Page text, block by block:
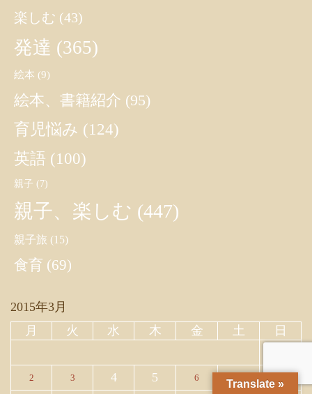
楽しむ (43)
発達 (365)
絵本 (9)
絵本、書籍紹介 (95)
育児悩み (124)
英語 (100)
親子 (7)
親子、楽しむ (447)
親子旅 (15)
食育 (69)
2015年3月
月
火 水 木 金 土 日
2 3 4 5 6
Translate »